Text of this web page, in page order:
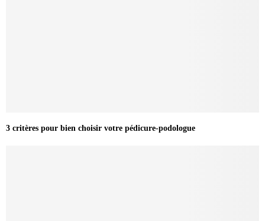
3 critères pour bien choisir votre pédicure-podologue